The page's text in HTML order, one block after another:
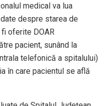
medical va lua
despre starea de
oferite DOAR
pacient, sunând la
telefonică a spitalului)
în care pacientul se află